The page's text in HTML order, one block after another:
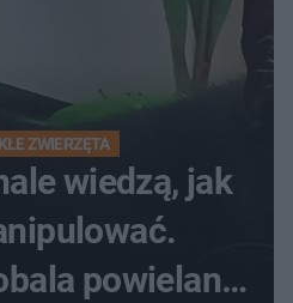
ZWIERZĘTA
wiedzą, jak
powielane